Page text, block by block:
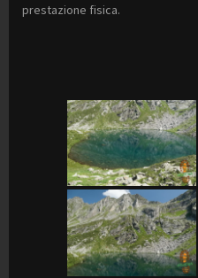
prestazione fisica.